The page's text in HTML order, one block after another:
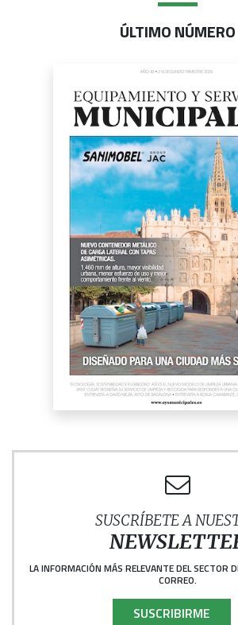
ÚLTIMO NÚMERO
SUSCRÍBETE A
LA INFORMACIÓN MÁS RELEVANTE DEL SECTOR
CORREO.
SUSCRIBIRME